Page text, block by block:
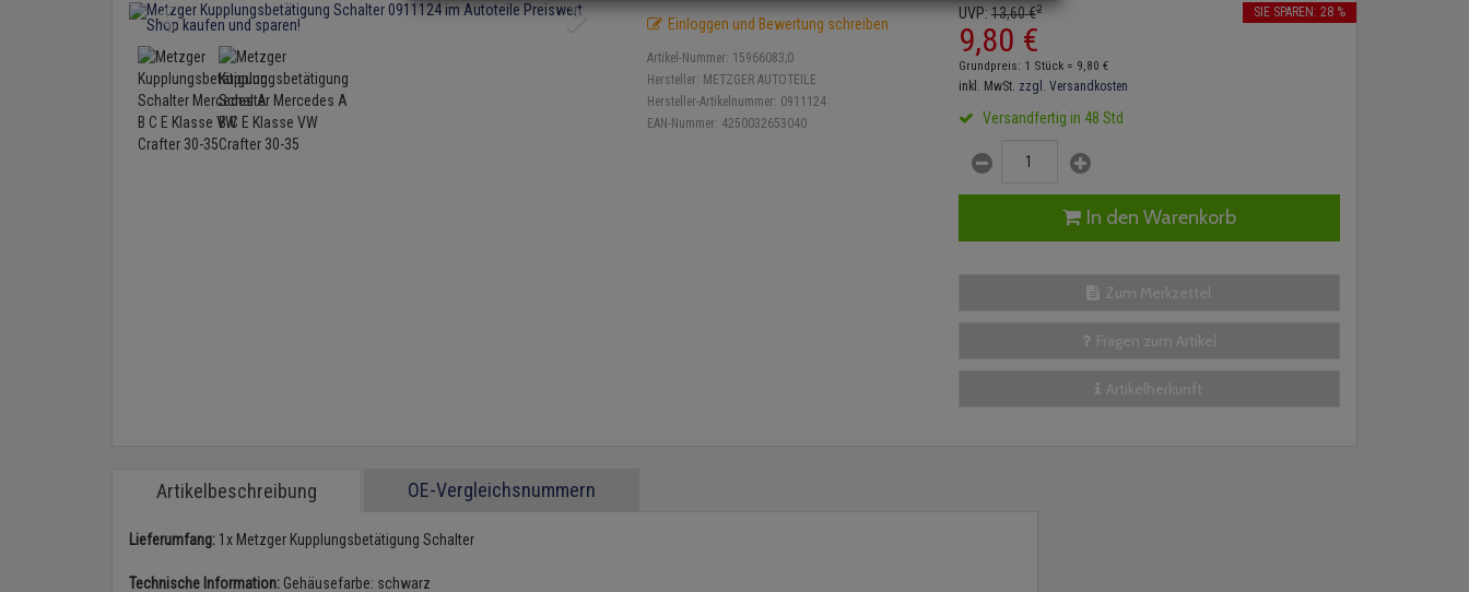
Einloggen und Bewertung schreiben
Artikel-Nummer: 15966083;0
Hersteller: METZGER AUTOTEILE
Hersteller-Artikelnummer: 0911124
EAN-Nummer: 4250032653040
UVP:13,60€2
9,80 €
SIE SPAREN: 28 %
Grundpreis: 1 Stück = 9,80 €
inkl. MwSt. zzgl. Versandkosten
Versandfertig in 48 Std
In den Warenkorb
Zum Merkzettel
Fragen zum Artikel
Artikelherkunft
Artikelbeschreibung OE-Vergleichsnummern
Lieferumfang: 1x Metzger Kupplungsbetätigung Schalter
Technische Information: Gehäusefarbe: schwarz